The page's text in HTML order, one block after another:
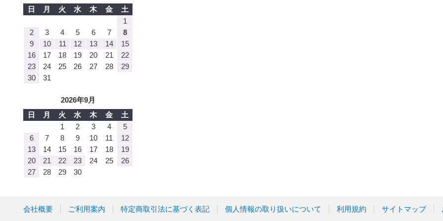
日
月 火 水 木 金
土
1
2
3 4 5 6 7
8
9
10 11 12 13 14
15
16
17 18 19 20 21
22
23
24 25 26 27 28
29
30
31
2026年9月
日
月 火 水 木 金
土
1
2 3 4
5
6
7 8 9 10 11
12
13
14 15 16 17 18
19
20
21 22 23 24 25
26
27
28 29 30
会社概要 ご利用案内 特定商取引法に基づく表記 個人情報の取り扱いについて 利用規約 サイトマップ